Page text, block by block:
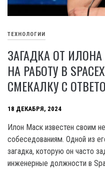
ТЕХНОЛОГИИ
ЗАГАДКА ОТ
НА РАБОТУ В
СМЕКАЛКУ С
18 ДЕКАБРЯ, 2024
Илон Маск известен своим
собеседованиям. Одной из
загадка, которую он часто
инженерные должности в